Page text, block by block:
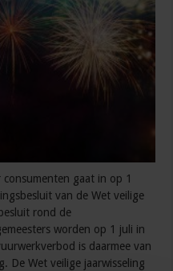
gaat in op 1
van de Wet veilige
rond de
worden op 1 juli in
is daarmee van
De Wet veilige jaarwisseling